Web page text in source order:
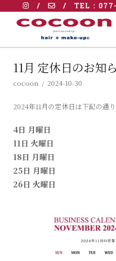
/ /TEL :
11月 定休日のお知
cocoon 2024-10-30
2024年11月の定休日は下記の通り
4日 月曜日
11日 火曜日
18日 月曜日
25日 月曜日
26日 火曜日